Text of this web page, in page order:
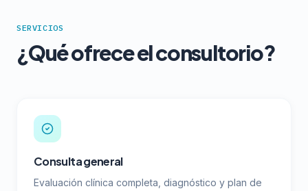
SERVICIOS
¿Qué ofrece el consultorio?
Consulta general
Evaluación clínica completa, diagnóstico y plan de